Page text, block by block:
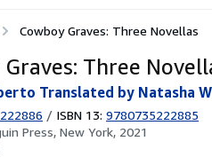
Cowboy Graves: Three Novellas
Three
Translated by Natasha
/ ISBN 13: 9780735222885
Press, New York, 2021